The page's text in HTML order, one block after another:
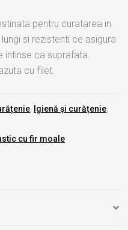
pentru curatarea in
si rezistenti ce asigura
intinse ca suprafata.
cu filet.
, Igienă și curățenie,
cu fir moale